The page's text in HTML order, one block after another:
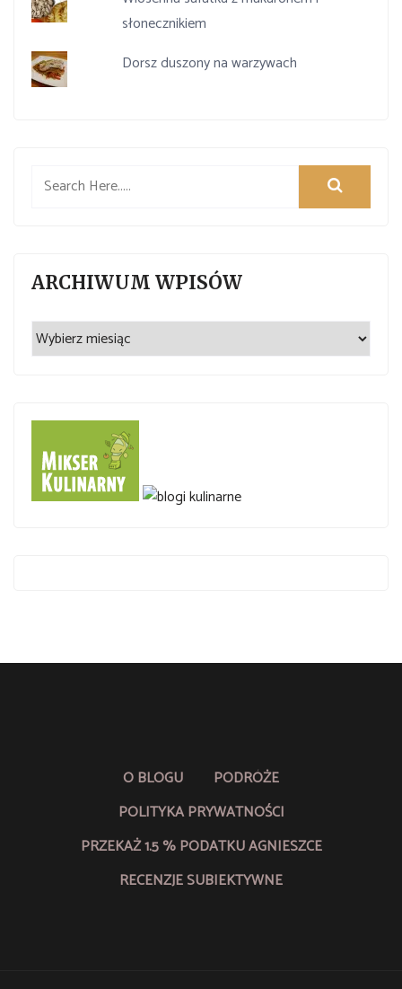
słonecznikiem
Dorsz duszony na warzywach
ARCHIWUM WPISÓW
Archiwum
wpisów
O BLOGU
PODRÓŻE
POLITYKA PRYWATNOŚCI
PRZEKAŻ 1.5 % PODATKU AGNIESZCE
RECENZJE SUBIEKTYWNE